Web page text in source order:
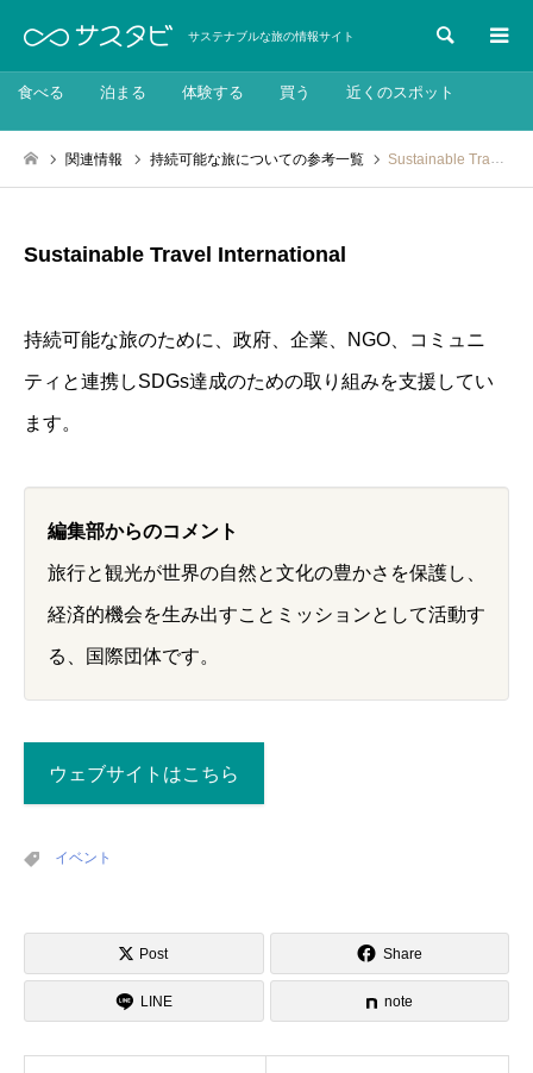
サステナブルな旅の情報サイト 検索
食べる 泊まる 体験する 買う 近くのスポット
関連情報 持続可能な旅についての参考一覧 Sustainable Travel International
Sustainable Travel International
持続可能な旅のために、政府、企業、NGO、コミュニ
ティと連携しSDGs達成のための取り組みを支援してい
ます。
編集部からのコメント
旅行と観光が世界の自然と文化の豊かさを保護し、
経済的機会を生み出すことミッションとして活動す
る、国際団体です。
ウェブサイトはこちら
イベント
Post Share
LINE note